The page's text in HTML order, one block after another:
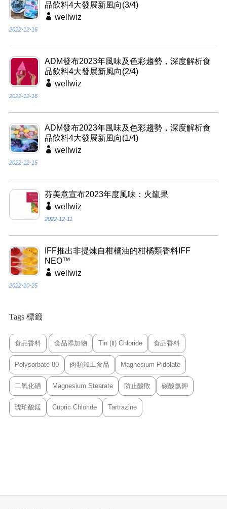
品飲料4大發展新風向(3/4)
wellwiz
2022-12-16
ADM發布2023年風味及色彩趨勢，深度解析食
品飲料4大發展新風向(2/4)
wellwiz
2022-12-16
ADM發布2023年風味及色彩趨勢，深度解析食
品飲料4大發展新風向(1/4)
wellwiz
2022-12-15
芬美意宣布2023年度風味：火龍果
wellwiz
2022-12-11
IFF推出非提煉自柑橘油的柑橘類香料IFF
NEO™
wellwiz
2022-10-25
Tags 標籤
食品香料 食品添加物 Tin (Ⅱ) Chloride 食品香料
Polysorbate 80 肉類加工食品 Magnesium Pidolate
二氧化硒 Magnesium Stearate 防止酸敗 碳酸氫鉀
琥珀酸錳 Cupric Chloride Tartrazine